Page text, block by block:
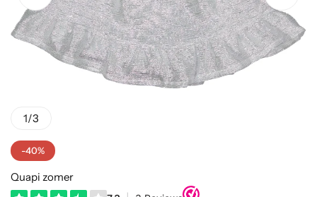
1/3
-40%
Quapi zomer
Truien
Vesten
Rokjes
T-shirts meisjes
Vesten meisjes
Rellix Zomer
Quapi zomer